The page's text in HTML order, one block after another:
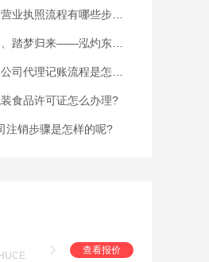
业执照流程有哪些步骤？
梦归来——泓灼东城十渡游
司代理记账流程是怎样的?
食品许可证怎么办理?
注销步骤是怎样的呢?
查看报价